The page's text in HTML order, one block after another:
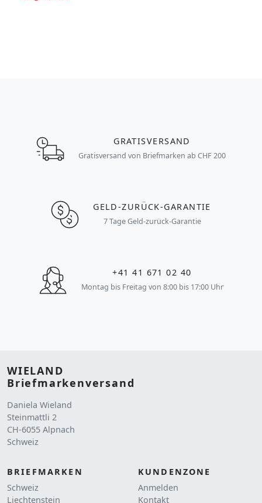
GRATISVERSAND
Gratisversand von Briefmarken ab CHF 200
GELD-ZURÜCK-GARANTIE
7 Tage Geld-zurück-Garantie
+41 41 671 02 40
Montag bis Freitag von 8:00 bis 17:00 Uhr
WIELAND
Briefmarkenversand
Daniela Wieland
Steinmattli 2
CH-6055 Alpnach
Schweiz
BRIEFMARKEN
Schweiz
Liechtenstein
KUNDENZONE
Anmelden
Kontakt